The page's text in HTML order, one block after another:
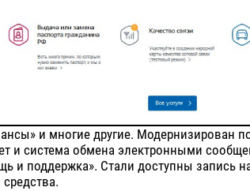
и многие другие. Модернизирован
и система обмена электронными
и поддержка». Стали доступны запись